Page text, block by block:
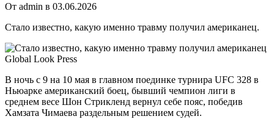
От admin в 03.06.2026
Стало известно, какую именно травму получил американец.
Global Look Press
В ночь с 9 на 10 мая в главном поединке турнира UFC 328 в
Ньюарке американский боец, бывший чемпион лиги в
среднем весе Шон Стрикленд вернул себе пояс, победив
Хамзата Чимаева раздельным решением судей.